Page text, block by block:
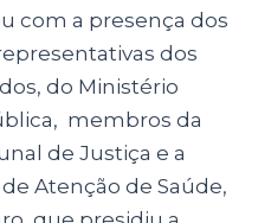
com a presença dos
dos
do Ministério
membros da
de Justiça e a
Atenção de Saúde,